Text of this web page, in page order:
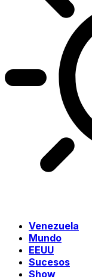
Venezuela
Mundo
EEUU
Sucesos
Show